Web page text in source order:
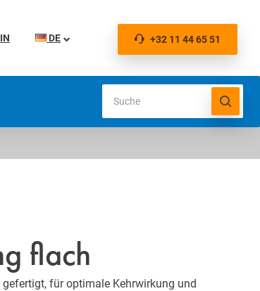
DE +32 11 44 65 51
flach
für optimale Kehrwirkung und